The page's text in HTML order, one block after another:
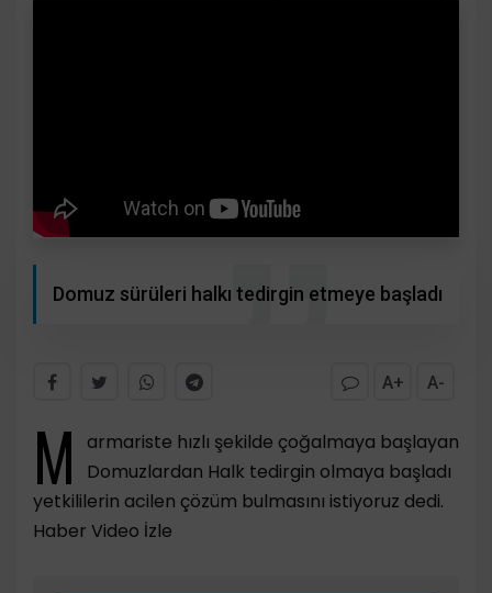
Domuz sürüleri halkı tedirgin etmeye başladı
A+ A-
M
armariste hızlı şekilde çoğalmaya başlayan
Domuzlardan Halk tedirgin olmaya başladı
yetkililerin acilen çözüm bulmasını istiyoruz dedi.
Haber Video İzle